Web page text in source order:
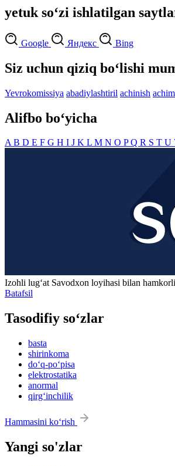
yetuk so‘zi ishlatilgan
Google Яндекс Bing
Siz uchun qiziq bo‘lishi
Yevrokomissiya abadiylashtiril achinish
Alifbo bo‘yicha
AB D E F G H I J K L M N O PQ R S T U
Izohli lugʻat Savodxon loyihasi bilan
Batafsil
Tasodifiy so‘zlar
basta
shirinkoma
do‘q-po‘pisa
elektrostatika
anormal
qirg‘inchilik
Hammasini ko‘rish
Yangi so'zlar